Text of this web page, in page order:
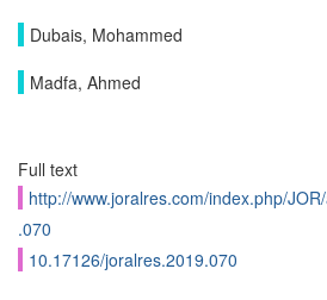
Dubais, Mohammed
Madfa, Ahmed
Full text
http://www.joralres.com/index.php/
.070
10.17126/joralres.2019.070